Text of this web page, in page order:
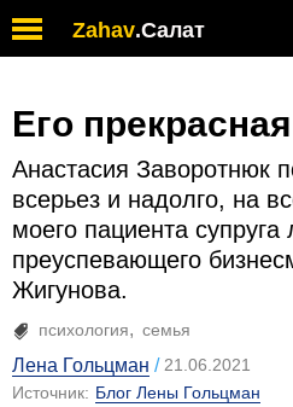
Zahav.Салат
Его
Анастасия Заворотнюк
всерьез и надолго, на
моего пациента супруга
преуспевающего
Жигунова.
психология семья
Лена Гольцман
21.06.2021
Источник: Блог Лены Гольцман